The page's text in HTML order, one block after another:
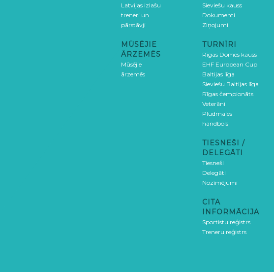
Latvijas izlašu
treneri un
pārstāvji
MŪSĒJIE
ĀRZEMĒS
Mūsējie
ārzemēs
Sieviešu kauss
Dokumenti
Ziņojumi
TURNĪRI
Rīgas Domes kauss
EHF European Cup
Baltijas līga
Sieviešu Baltijas līga
Rīgas čempionāts
Veterāni
Pludmales
handbols
TIESNEŠI /
DELEGĀTI
Tiesneši
Delegāti
Nozīmējumi
CITA
INFORMĀCIJA
Sportistu reģistrs
Treneru reģistrs